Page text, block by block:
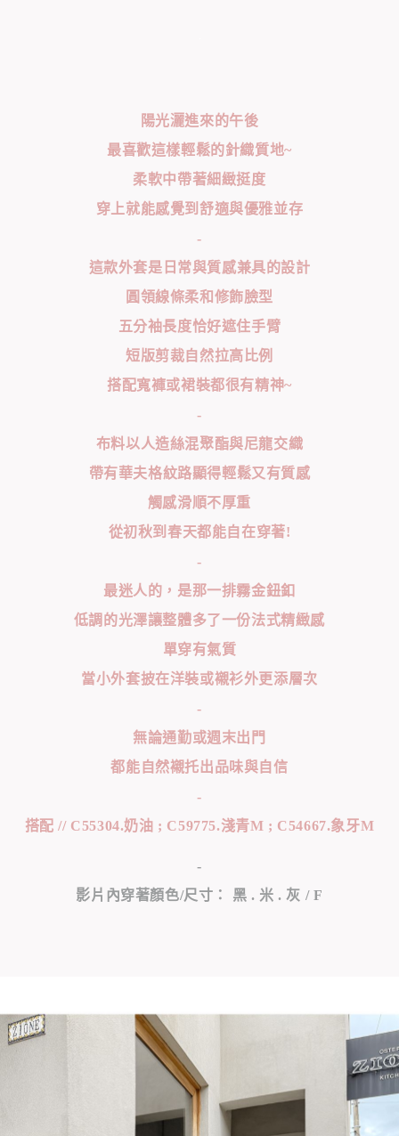
陽光灑進來的午後
最喜歡這樣輕鬆的針織質地~
柔軟中帶著細緻挺度
穿上就能感覺到舒適與優雅並存
-
這款外套是日常與質感兼具的設計
圓領線條柔和修飾臉型
五分袖長度恰好遮住手臂
短版剪裁自然拉高比例
搭配寬褲或裙裝都很有精神~
-
布料以人造絲混聚酯與尼龍交織
帶有華夫格紋路顯得輕鬆又有質感
觸感滑順不厚重
從初秋到春天都能自在穿著!
-
最迷人的，是那一排霧金鈕釦
低調的光澤讓整體多了一份法式精緻感
單穿有氣質
當小外套披在洋裝或襯衫外更添層次
-
無論通勤或週末出門
都能自然襯托出品味與自信
-
搭配 // C55304.奶油 ; C59775.淺青M ; C54667.象牙M
-
影片內穿著顏色/尺寸： 黑 . 米 . 灰 / F